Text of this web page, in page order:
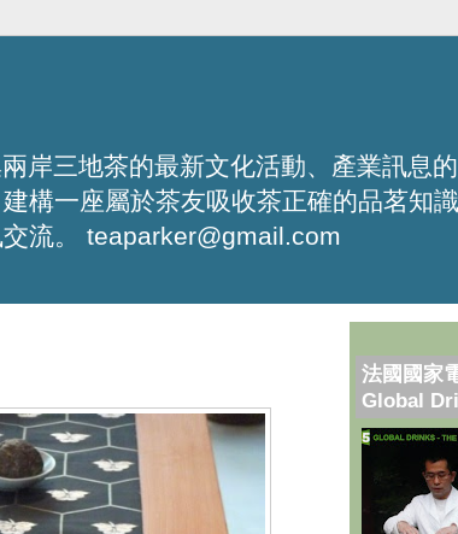
岸三地茶的最新文化活動、產業訊息
構一座屬於茶友吸收茶正確的品茗知
流。 teaparker@gmail.com
法國國家
Global